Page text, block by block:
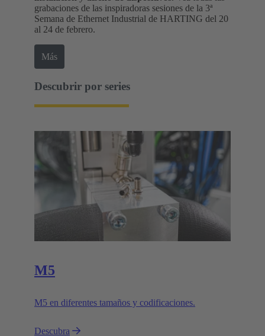
grabaciones de las inspiradoras sesiones de la 3ª
Semana de Ethernet Industrial de HARTING del 20
al 24 de febrero.
Más
Descubrir por series
M5
M5 en diferentes tamaños y codificaciones.
Descubra